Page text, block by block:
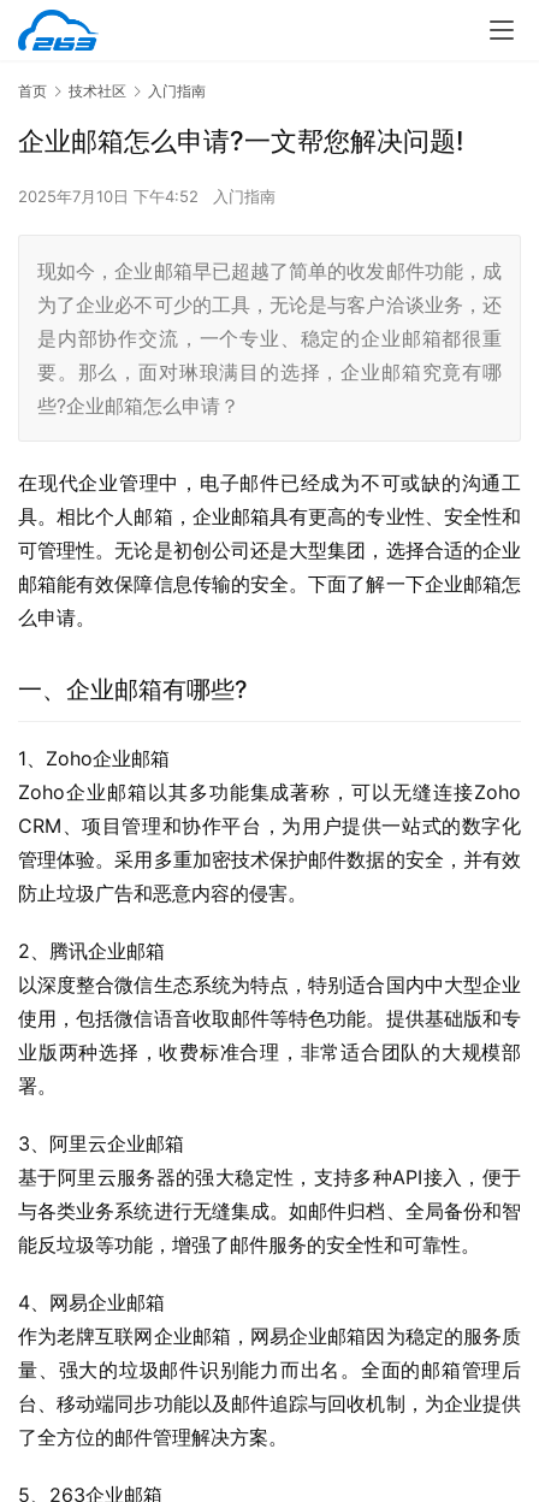
首页 技术社区 入门指南
企业邮箱怎么申请?一文帮您解决问题!
2025年7月10日 下午4:52 入门指南
现如今，企业邮箱早已超越了简单的收发邮件功能，成
为了企业必不可少的工具，无论是与客户洽谈业务，还
是内部协作交流，一个专业、稳定的企业邮箱都很重
要。那么，面对琳琅满目的选择，企业邮箱究竟有哪
些?企业邮箱怎么申请？
在现代企业管理中，电子邮件已经成为不可或缺的沟通工
具。相比个人邮箱，企业邮箱具有更高的专业性、安全性和
可管理性。无论是初创公司还是大型集团，选择合适的企业
邮箱能有效保障信息传输的安全。下面了解一下企业邮箱怎
么申请。
一、企业邮箱有哪些?
1、Zoho企业邮箱
Zoho企业邮箱以其多功能集成著称，可以无缝连接Zoho
CRM、项目管理和协作平台，为用户提供一站式的数字化
管理体验。采用多重加密技术保护邮件数据的安全，并有效
防止垃圾广告和恶意内容的侵害。
2、腾讯企业邮箱
以深度整合微信生态系统为特点，特别适合国内中大型企业
使用，包括微信语音收取邮件等特色功能。提供基础版和专
业版两种选择，收费标准合理，非常适合团队的大规模部
署。
3、阿里云企业邮箱
基于阿里云服务器的强大稳定性，支持多种API接入，便于
与各类业务系统进行无缝集成。如邮件归档、全局备份和智
能反垃圾等功能，增强了邮件服务的安全性和可靠性。
4、网易企业邮箱
作为老牌互联网企业邮箱，网易企业邮箱因为稳定的服务质
量、强大的垃圾邮件识别能力而出名。全面的邮箱管理后
台、移动端同步功能以及邮件追踪与回收机制，为企业提供
了全方位的邮件管理解决方案。
5、263企业邮箱